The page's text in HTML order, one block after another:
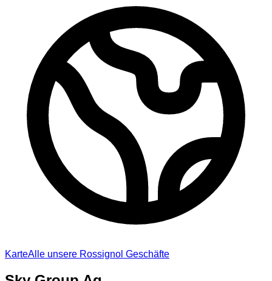
KarteAlle unsere Rossignol Geschäfte